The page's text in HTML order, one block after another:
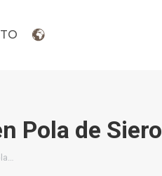
Pola de Siero